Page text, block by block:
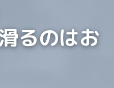
るのはお